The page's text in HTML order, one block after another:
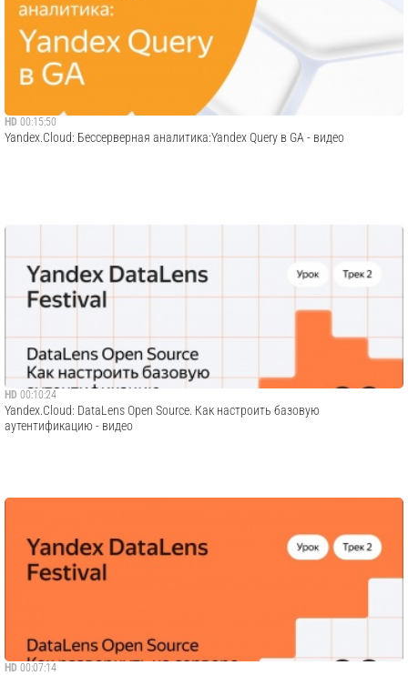
HD 00:15:50
Yandex.Cloud: Бессерверная аналитика:Yandex Query в GA - видео
HD 00:10:24
Yandex.Cloud: DataLens Open Source. Как настроить базовую
аутентификацию - видео
HD 00:07:14